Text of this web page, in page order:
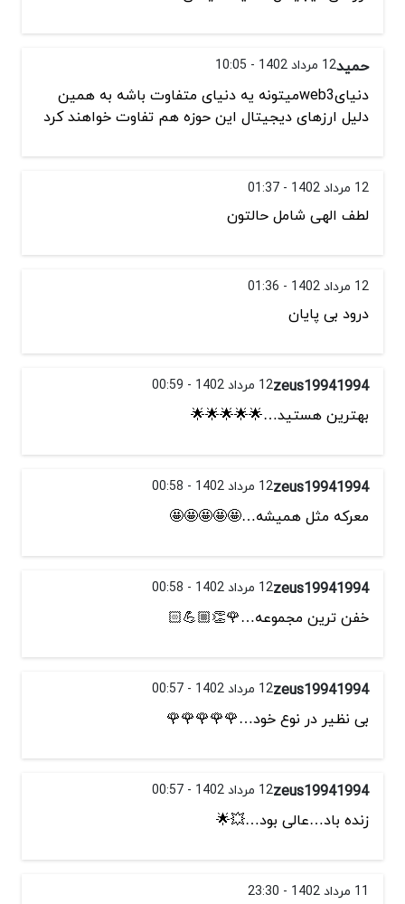
حمید12 مرداد 1402 - 10:05
دنیایweb3میتونه یه دنیای متفاوت باشه به همین
دلیل ارزهای دیجیتال این حوزه هم تفاوت خواهند کرد
12 مرداد 1402 - 01:37
لطف الهی شامل حالتون
12 مرداد 1402 - 01:36
درود بی پایان
zeus1994199412 مرداد 1402 - 00:59
بهترین هستید…🌟🌟🌟🌟🌟
zeus1994199412 مرداد 1402 - 00:58
معرکه مثل همیشه…🤩🤩🤩🤩🤩
zeus1994199412 مرداد 1402 - 00:58
خفن ترین مجموعه…🌹👏🏼💪🏻
zeus1994199412 مرداد 1402 - 00:57
بی نظیر در نوع خود…🌹🌹🌹🌹🌹
zeus1994199412 مرداد 1402 - 00:57
زنده باد…عالی بود…💥🌟
11 مرداد 1402 - 23:30